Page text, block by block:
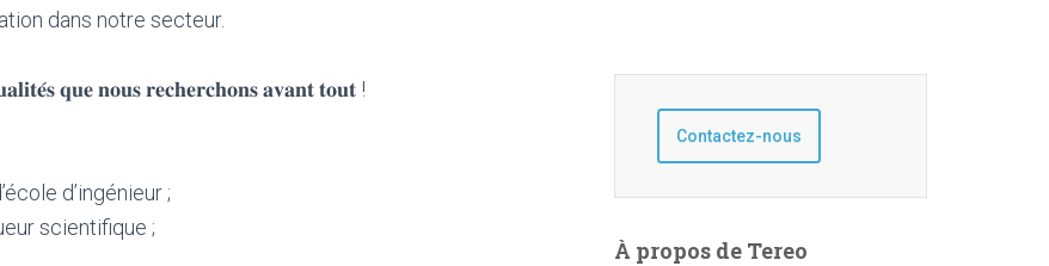
dans notre secteur.
𝐪𝐮𝐞 𝐧𝐨𝐮𝐬 𝐫𝐞𝐜𝐡𝐞𝐫𝐜𝐡𝐨𝐧𝐬 𝐚𝐯𝐚𝐧𝐭 𝐭𝐨𝐮𝐭 !
d’ingénieur ;
scientifique ;
Contactez-nous
À propos de Tereo